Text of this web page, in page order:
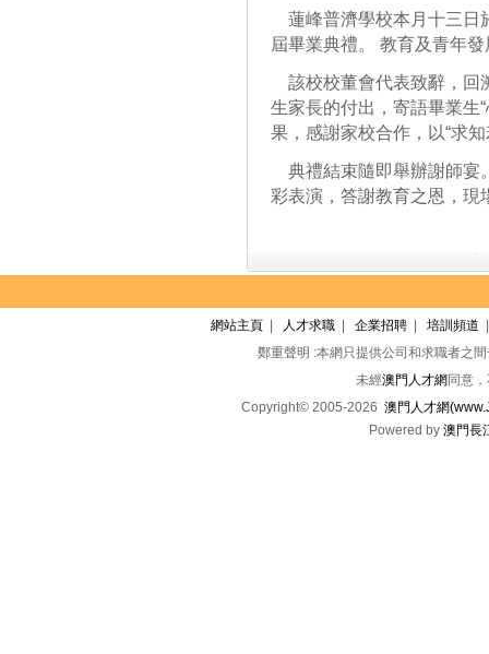
蓮峰普濟學校本月十三日
屆畢業典禮。 教育及青年
該校校董會代表致辭，回
生家長的付出，寄語畢業生
果，感謝家校合作，以“求
典禮結束隨即舉辦謝師宴
彩表演，答謝教育之恩，現
網站主頁 人才求職 企業招聘 培訓頻道
鄭重聲明 :本網只提供公司和求職者之
未經澳門人才網 同意
Copyright© 2005-2026 澳門人才網
Powered by 澳門長